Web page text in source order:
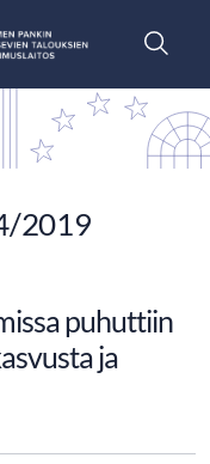
2019
puhuttiin
ja